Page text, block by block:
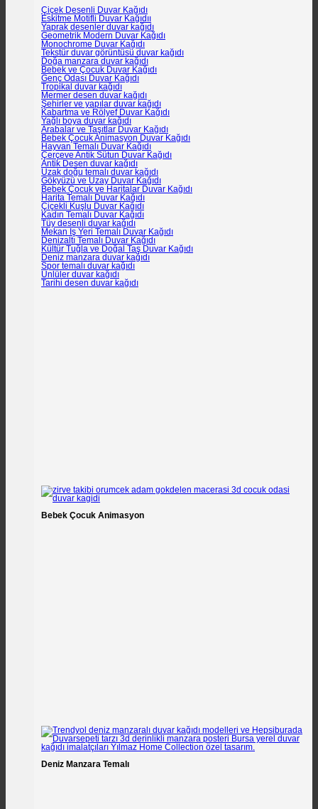
Çiçek Desenli Duvar Kağıdı
Eskitme Motifli Duvar Kağıdıı
Yaprak desenler duvar kağıdı
Geometrik Modern Duvar Kağıdı
Monochrome Duvar Kağıdı
Tekstür duvar görüntüsü duvar kağıdı
Doğa manzara duvar kağıdı
Bebek ve Çocuk Duvar Kağıdı
Genç Odası Duvar Kağıdı
Tropikal duvar kağıdı
Mermer desen duvar kağıdı
Şehirler ve yapılar duvar kağıdı
Kabartma ve Rölyef Duvar Kağıdı
Yağlı boya duvar kağıdı
Arabalar ve Taşıtlar Duvar Kağıdı
Bebek Çocuk Animasyon Duvar Kağıdı
Hayvan Temalı Duvar Kağıdı
Çerçeve Antik Sütun Duvar Kağıdı
Antik Desen duvar kağıdı
Uzak doğu temalı duvar kağıdı
Gökyüzü ve Uzay Duvar Kağıdı
Bebek Çocuk ve Haritalar Duvar Kağıdı
Harita Temalı Duvar Kağıdı
Çiçekli Kuşlu Duvar Kağıdı
Kadın Temalı Duvar Kağıdı
Tüy desenli duvar kağıdı
Mekan İş Yeri Temalı Duvar Kağıdı
Denizaltı Temalı Duvar Kağıdı
Kültür Tuğla ve Doğal Taş Duvar Kağıdı
Deniz manzara duvar kağıdı
Spor temalı duvar kağıdı
Ünlüler duvar kağıdı
Tarihi desen duvar kağıdı
Bebek Çocuk Animasyon
Deniz Manzara Temalı